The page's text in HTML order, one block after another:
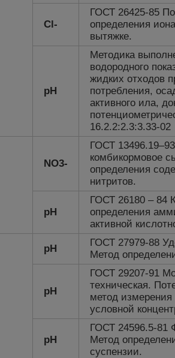
Cl-
ГОСТ 26425-85
определения
вытяжке.
рН
Методика
водородного
жидких отходов
потребления,
активного ила,
16.2.2:2.3:3.33-02
NO3-
ГОСТ
комбикормовое
определения
нитритов.
рН
ГОСТ 26180 – 84
определения
активной
pH
ГОСТ 27979-88
Метод
pH
ГОСТ 29207-91
техническая.
метод
условной
pH
ГОСТ 24596.5-81
Метод
суспензии.